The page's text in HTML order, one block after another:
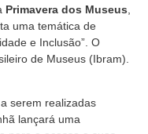
Primavera dos Museus
uma temática de
e Inclusão”. O
de Museus (Ibram).
serem realizadas
lançará uma